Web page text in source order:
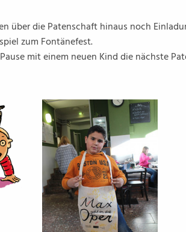
über die Patenschaft hinaus noch
zum Fontänefest.
mit einem neuen Kind die nächste